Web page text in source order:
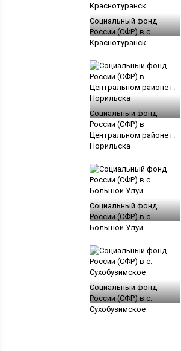
Социальный фонд
России (СФР) в с.
Краснотуранск
Социальный фонд
России (СФР) в
Центральном районе г.
Норильска
Социальный фонд
России (СФР) в с.
Большой Улуй
Социальный фонд
России (СФР) в c.
Сухобузимское